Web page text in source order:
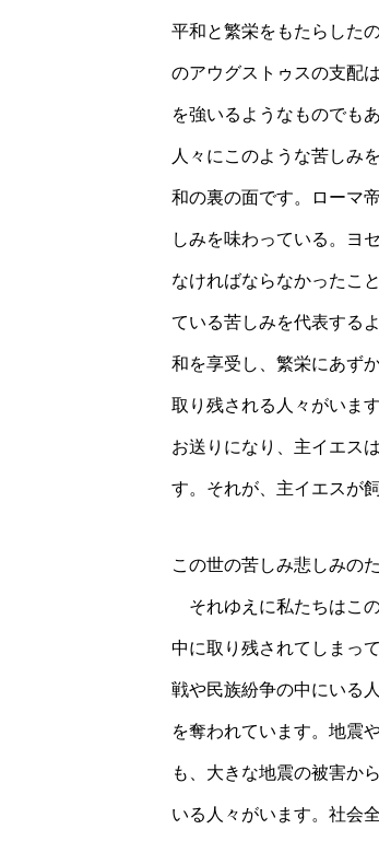
平和と繁栄をもたらした
のアウグストゥスの支配
を強いるようなものでも
人々にこのような苦しみ
和の裏の面です。ローマ
しみを味わっている。ヨ
なければならなかったこ
ている苦しみを代表する
和を享受し、繁栄にあず
取り残される人々がいま
お送りになり、主イエス
す。それが、主イエスが
この世の苦しみ悲しみの
それゆえに私たちはこ
中に取り残されてしまっ
戦や民族紛争の中にいる
を奪われています。地震
も、大きな地震の被害か
いる人々がいます。社会